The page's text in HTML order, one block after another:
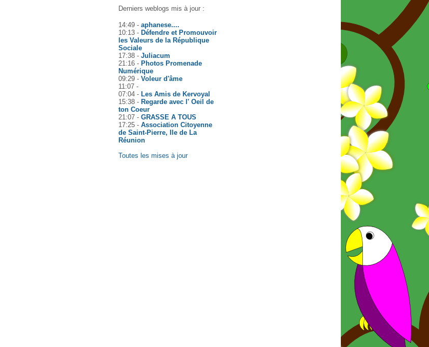
Derniers weblogs mis à jour :
14:49 - aphanese....
10:13 - Défendre et Promouvoir
les Valeurs de la République
Sociale
17:38 - Juliacum
21:16 - Photos Promenade
Numérique
09:29 - Voleur d'âme
11:07 -
07:04 - Les Amis de Kervoyal
15:38 - Regarde avec l' Oeil de
ton Coeur
21:07 - GRASSE A TOUS
17:25 - Association Citoyenne
de Saint-Pierre, Ile de La
Réunion
Toutes les mises à jour